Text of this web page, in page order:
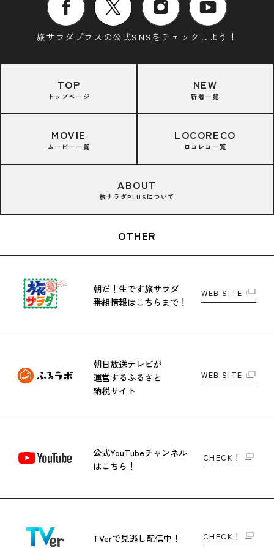
旅サラダプラスの公式SNSをチェックしよう！
TOP
トップページ
NEW
新着一覧
MOVIE
ムービー一覧
LOCORECO
ロコレコ一覧
ABOUT
旅サラダPLUSについて
OTHER
朝だ！生です旅サラダ
番組情報はこちらまで！
WEB SITE
朝日放送テレビが
運営するふるさと
納税サイト
WEB SITE
公式YouTubeチャンネル
はこちら！
CHECK！
TVerで見逃し配信中！ CHECK！